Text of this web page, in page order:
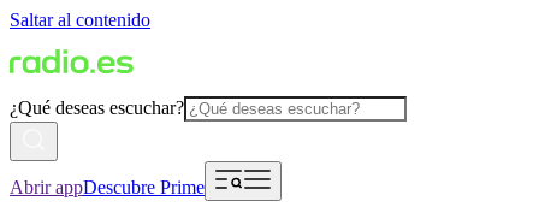
Saltar al contenido
¿Qué deseas escuchar?
Abrir appDescubre Prime